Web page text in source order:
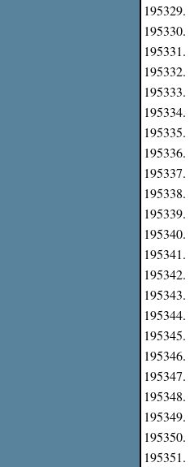
195329.
195330.
195331.
195332.
195333.
195334.
195335.
195336.
195337.
195338.
195339.
195340.
195341.
195342.
195343.
195344.
195345.
195346.
195347.
195348.
195349.
195350.
195351.